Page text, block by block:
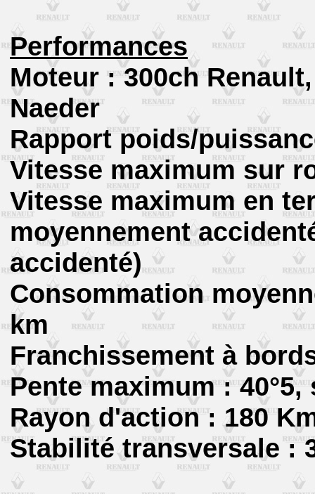
Performances
Moteur : 300ch
Naeder
Rapport poids/
Vitesse maximum sur
Vitesse maximum en
moyennement
accidenté)
Consommation
km
Franchissement à
Pente maximum : 40°5,
Rayon d'action : 180
Stabilité transversale :